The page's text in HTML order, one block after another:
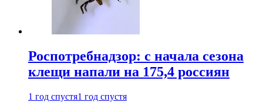
Роспотребнадзор: с начала сезона
клещи напали на 175,4 россиян
1 год спустя1 год спустя